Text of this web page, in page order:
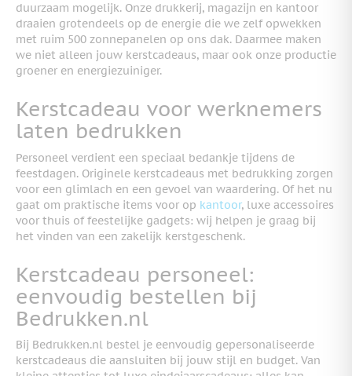
duurzaam mogelijk. Onze drukkerij, magazijn en kantoor
draaien grotendeels op de energie die we zelf opwekken
met ruim 500 zonnepanelen op ons dak. Daarmee maken
we niet alleen jouw kerstcadeaus, maar ook onze productie
groener en energiezuiniger.
Kerstcadeau voor werknemers
laten bedrukken
Personeel verdient een speciaal bedankje tijdens de
feestdagen. Originele kerstcadeaus met bedrukking zorgen
voor een glimlach en een gevoel van waardering. Of het nu
gaat om praktische items voor op kantoor, luxe accessoires
voor thuis of feestelijke gadgets: wij helpen je graag bij
het vinden van een zakelijk kerstgeschenk.
Kerstcadeau personeel:
eenvoudig bestellen bij
Bedrukken.nl
Bij Bedrukken.nl bestel je eenvoudig gepersonaliseerde
kerstcadeaus die aansluiten bij jouw stijl en budget. Van